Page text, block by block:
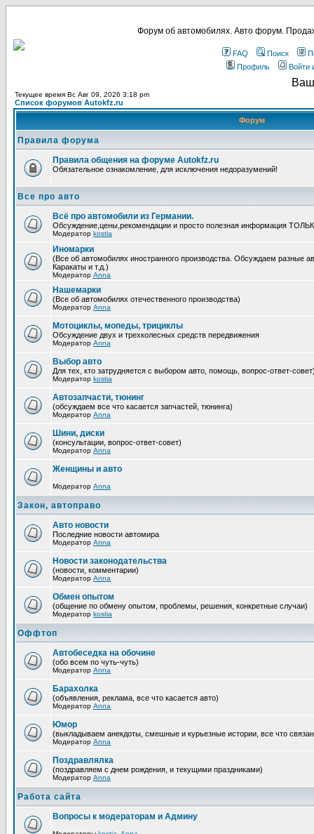
Форум об автомобилях. Авто форум.
FAQ Поиск
Профиль
Войти
Текущее время Вс Авг 09, 2026 3:18 pm
Список форумов Autokfz.ru
Форум
Правила форума
Правила общения на форуме Autokfz.ru
Обязательное ознакомление, для исключения недоразумений!
Все про авто
Всё про автомобили из Германии.
Обсуждение,цены,рекомендации и просто полезная информация
Модератор kostia
Иномарки
(Все об автомобилях иностранного производства. Обсуждаем разные
Каракаты и т.д.)
Модератор Anna
Нашемарки
(Все об автомобилях отечественного производства)
Модератор Anna
Мотоциклы, мопеды, трициклы
Обсуждение двух и трехколесных средств передвижения
Модератор Anna
Выбор авто
Для тех, кто затрудняется с выбором авто, помощь, вопрос-ответ-
Модератор kostia
Автозапчасти, тюнинг
(обсуждаем все что касается запчастей, тюнинга)
Модератор Anna
Шини, диски
(консультации, вопрос-ответ-совет)
Модератор Anna
Женщины и авто
Модератор Anna
Закон, автоправо
Авто новости
Последние новости автомира
Модератор Anna
Новости законодательства
(новости, комментарии)
Модератор Anna
Обмен опытом
(общение по обмену опытом, проблемы, решения, конкретные случаи)
Модератор kostia
Оффтоп
Автобеседка на обочине
(обо всем по чуть-чуть)
Модератор Anna
Барахолка
(объявления, реклама, все что касается авто)
Модератор Anna
Юмор
(выкладываем анекдоты, смешные и курьезные истории, все что
Модератор Anna
Поздравлялка
(поздравляем с днем рождения, и текущими праздниками)
Модератор Anna
Работа сайта
Вопросы к модераторам и Админу